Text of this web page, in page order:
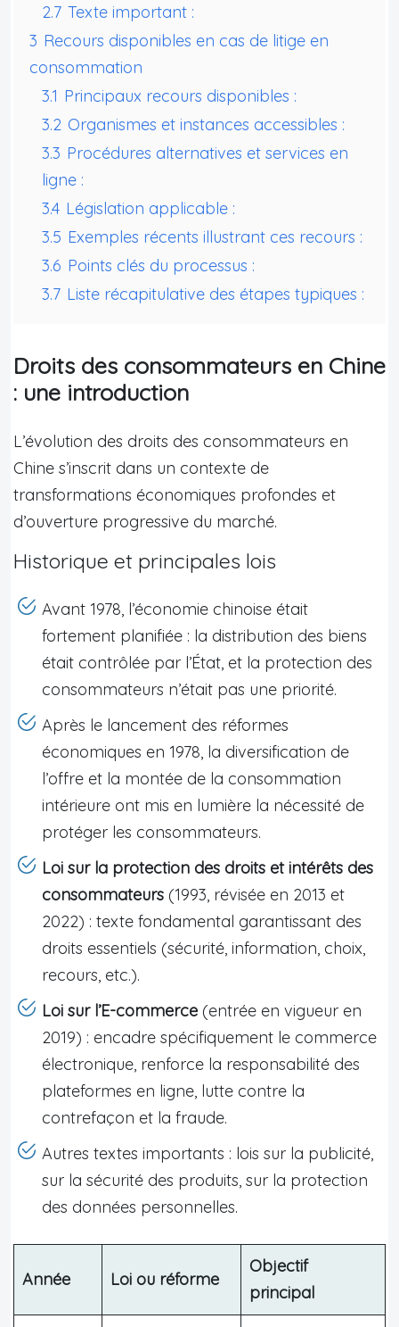
2.7 Texte important :
3 Recours disponibles en cas de litige en
consommation
3.1 Principaux recours disponibles :
3.2 Organismes et instances accessibles :
3.3 Procédures alternatives et services en
ligne :
3.4 Législation applicable :
3.5 Exemples récents illustrant ces recours :
3.6 Points clés du processus :
3.7 Liste récapitulative des étapes typiques :
Droits des consommateurs en Chine
: une introduction
L’évolution des droits des consommateurs en
Chine s’inscrit dans un contexte de
transformations économiques profondes et
d’ouverture progressive du marché.
Historique et principales lois
Avant 1978, l’économie chinoise était
fortement planifiée : la distribution des biens
était contrôlée par l’État, et la protection des
consommateurs n’était pas une priorité.
Après le lancement des réformes
économiques en 1978, la diversification de
l’offre et la montée de la consommation
intérieure ont mis en lumière la nécessité de
protéger les consommateurs.
Loi sur la protection des droits et intérêts des
consommateurs (1993, révisée en 2013 et
2022) : texte fondamental garantissant des
droits essentiels (sécurité, information, choix,
recours, etc.).
Loi sur l’E-commerce (entrée en vigueur en
2019) : encadre spécifiquement le commerce
électronique, renforce la responsabilité des
plateformes en ligne, lutte contre la
contrefaçon et la fraude.
Autres textes importants : lois sur la publicité,
sur la sécurité des produits, sur la protection
des données personnelles.
Année Loi ou réforme
Objectif
principal